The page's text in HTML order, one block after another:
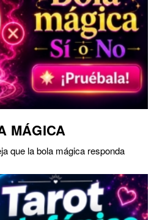
MÁGICA
que la bola mágica responda